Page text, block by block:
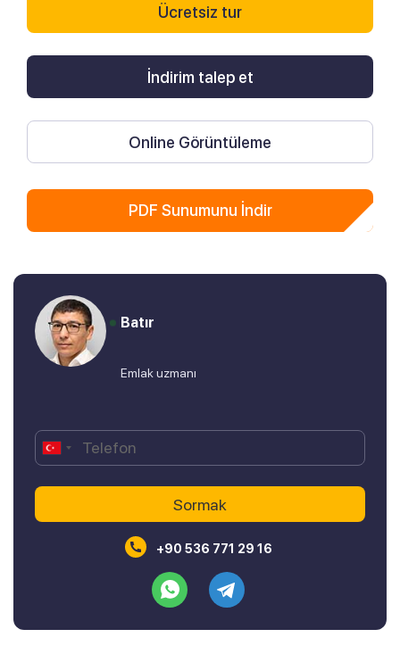
Ücretsiz tur
İndirim talep et
Online Görüntüleme
PDF Sunumunu İndir
Batır
Emlak uzmanı
+90 536 771 29 16